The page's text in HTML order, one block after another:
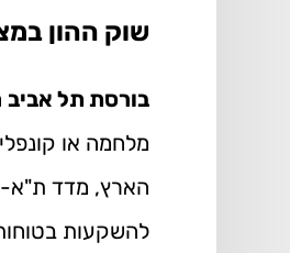
שוק ההון
בורסת תל אביב
מלחמה או
להשקעות